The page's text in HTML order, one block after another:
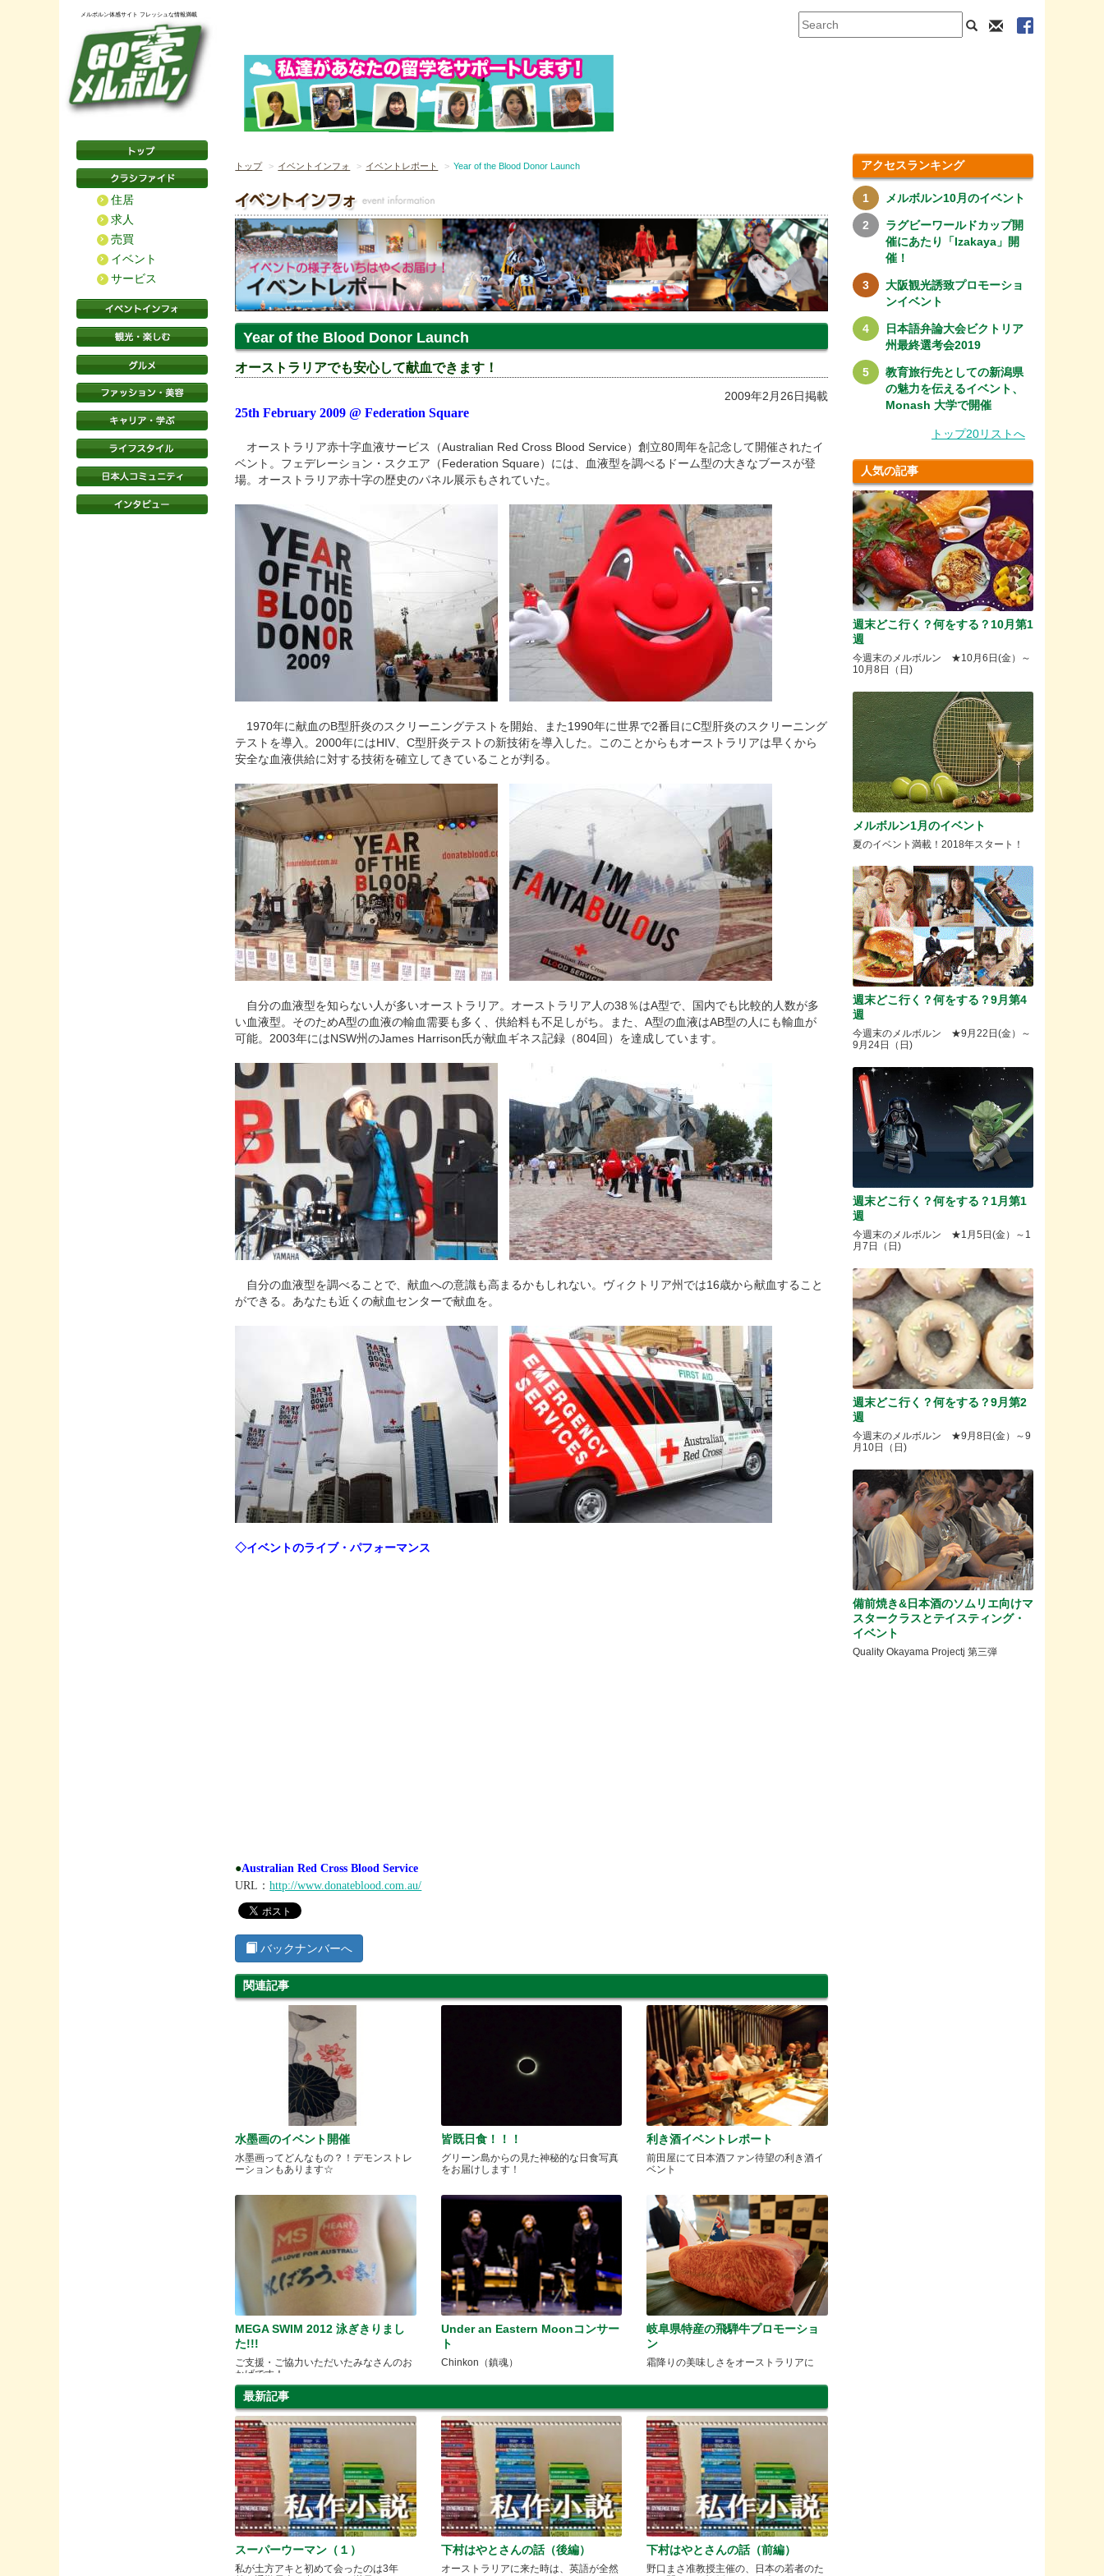
メルボルン体感サイト フレッシュな情報満載
住居
求人
売買
イベント
サービス
トップ イベントインフォ イベントレポート Year of the Blood Donor Launch
Year of the Blood Donor Launch
オーストラリアでも安心して献血できます！
2009年2月26日掲載
25th February 2009 @ Federation Square
オーストラリア赤十字血液サービス（Australian Red Cross Blood Service）創立80周年を記念して開催されたイ
ベント。フェデレーション・スクエア（Federation Square）には、血液型を調べるドーム型の大きなブースが登
場。オーストラリア赤十字の歴史のパネル展示もされていた。
1970年に献血のB型肝炎のスクリーニングテストを開始、また1990年に世界で2番目にC型肝炎のスクリーニング
テストを導入。2000年にはHIV、C型肝炎テストの新技術を導入した。このことからもオーストラリアは早くから
安全な血液供給に対する技術を確立してきていることが判る。
自分の血液型を知らない人が多いオーストラリア。オーストラリア人の38％はA型で、国内でも比較的人数が多
い血液型。そのためA型の血液の輸血需要も多く、供給料も不足しがち。また、A型の血液はAB型の人にも輸血が
可能。2003年にはNSW州のJames Harrison氏が献血ギネス記録（804回）を達成しています。
自分の血液型を調べることで、献血への意識も高まるかもしれない。ヴィクトリア州では16歳から献血すること
ができる。あなたも近くの献血センターで献血を。
◇イベントのライブ・パフォーマンス
●Australian Red Cross Blood Service
URL：http://www.donateblood.com.au/
バックナンバーへ
関連記事
水墨画のイベント開催
水墨画ってどんなもの？！デモンストレ
ーションもあります☆
皆既日食！！！
グリーン島からの見た神秘的な日食写真
をお届けします！
利き酒イベントレポート
前田屋にて日本酒ファン待望の利き酒イ
ベント
MEGA SWIM 2012 泳ぎきりまし
た!!!
ご支援・ご協力いただいたみなさんのお
かげです！
Under an Eastern Moonコンサー
ト
Chinkon（鎮魂）
岐阜県特産の飛騨牛プロモーショ
ン
霜降りの美味しさをオーストラリアに
最新記事
スーパーウーマン（１）
私が土方アキと初めて会ったのは3年
下村はやとさんの話（後編）
オーストラリアに来た時は、英語が全然
下村はやとさんの話（前編）
野口まさ准教授主催の、日本の若者のた
アクセスランキング
メルボルン10月のイベント
ラグビーワールドカップ開
催にあたり「Izakaya」開
催！
大阪観光誘致プロモーショ
ンイベント
日本語弁論大会ビクトリア
州最終選考会2019
教育旅行先としての新潟県
の魅力を伝えるイベント、
Monash 大学で開催
トップ20リストへ
人気の記事
週末どこ行く？何をする？10月第1
週
今週末のメルボルン ★10月6日(金）～
10月8日（日)
メルボルン1月のイベント
夏のイベント満載！2018年スタート！
週末どこ行く？何をする？9月第4
週
今週末のメルボルン ★9月22日(金）～
9月24日（日)
週末どこ行く？何をする？1月第1
週
今週末のメルボルン ★1月5日(金）～1
月7日（日)
週末どこ行く？何をする？9月第2
週
今週末のメルボルン ★9月8日(金）～9
月10日（日)
備前焼き&日本酒のソムリエ向けマ
スタークラスとテイスティング・
イベント
Quality Okayama Projectj 第三弾